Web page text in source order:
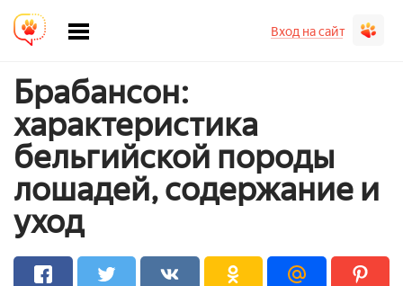
Вход на сайт
Брабансон:
характеристика
бельгийской породы
лошадей, содержание и
уход